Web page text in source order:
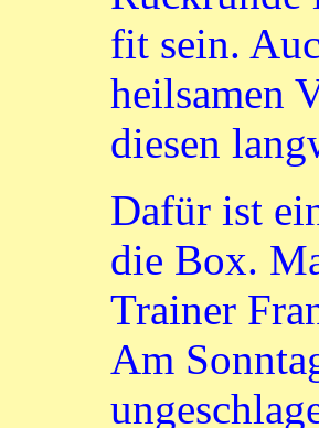
fit sein.
heilsamen
diesen
Dafür ist
die Box.
Trainer
Am